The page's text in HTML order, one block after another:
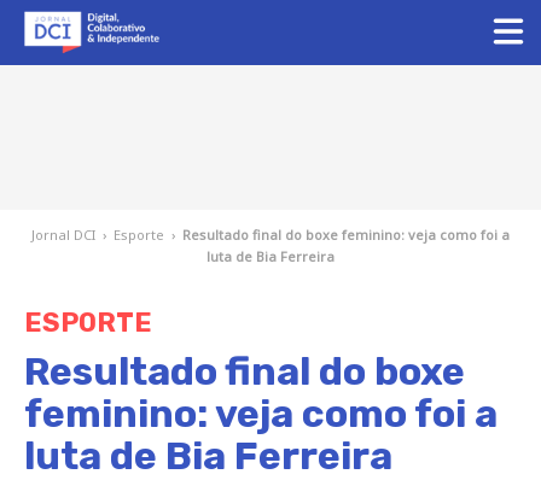
Jornal DCI › Esporte › Resultado final do boxe feminino: veja como foi a
luta de Bia Ferreira
ESPORTE
Resultado final do boxe
feminino: veja como foi a
luta de Bia Ferreira